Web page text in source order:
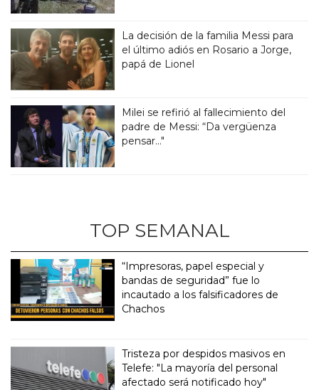
La decisión de la familia Messi para
el último adiós en Rosario a Jorge,
papá de Lionel
Milei se refirió al fallecimiento del
padre de Messi: “Da vergüenza
pensar..."
TOP SEMANAL
“Impresoras, papel especial y
bandas de seguridad” fue lo
incautado a los falsificadores de
Chachos
Tristeza por despidos masivos en
Telefe: "La mayoría del personal
afectado será notificado hoy"